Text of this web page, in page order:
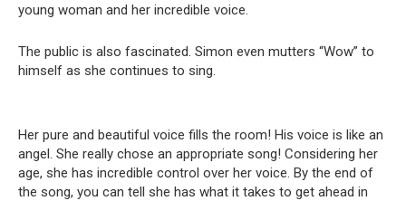
young woman and her incredible voice.
The public is also fascinated. Simon even mutters “Wow” to
himself as she continues to sing.
Her pure and beautiful voice fills the room! His voice is like an
angel. She really chose an appropriate song! Considering her
age, she has incredible control over her voice. By the end of
the song, you can tell she has what it takes to get ahead in